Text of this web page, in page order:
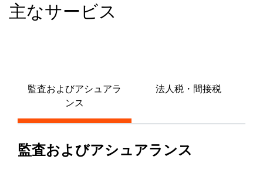
主なサービス
監査およびアシュアラ
ンス
法人税・間接税
監査およびアシュアランス